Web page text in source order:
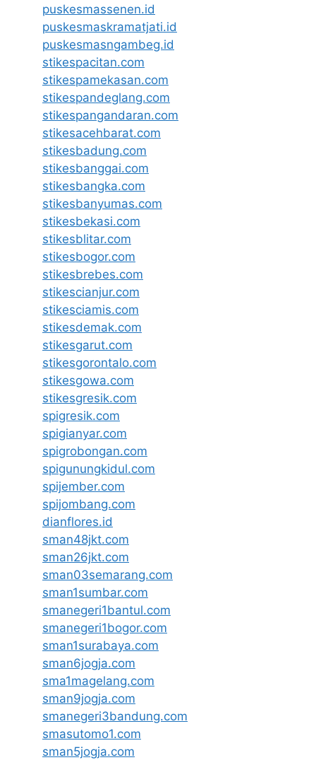
puskesmassenen.id
puskesmaskramatjati.id
puskesmasngambeg.id
stikespacitan.com
stikespamekasan.com
stikespandeglang.com
stikespangandaran.com
stikesacehbarat.com
stikesbadung.com
stikesbanggai.com
stikesbangka.com
stikesbanyumas.com
stikesbekasi.com
stikesblitar.com
stikesbogor.com
stikesbrebes.com
stikescianjur.com
stikesciamis.com
stikesdemak.com
stikesgarut.com
stikesgorontalo.com
stikesgowa.com
stikesgresik.com
spigresik.com
spigianyar.com
spigrobongan.com
spigunungkidul.com
spijember.com
spijombang.com
dianflores.id
sman48jkt.com
sman26jkt.com
sman03semarang.com
sman1sumbar.com
smanegeri1bantul.com
smanegeri1bogor.com
sman1surabaya.com
sman6jogja.com
sma1magelang.com
sman9jogja.com
smanegeri3bandung.com
smasutomo1.com
sman5jogja.com